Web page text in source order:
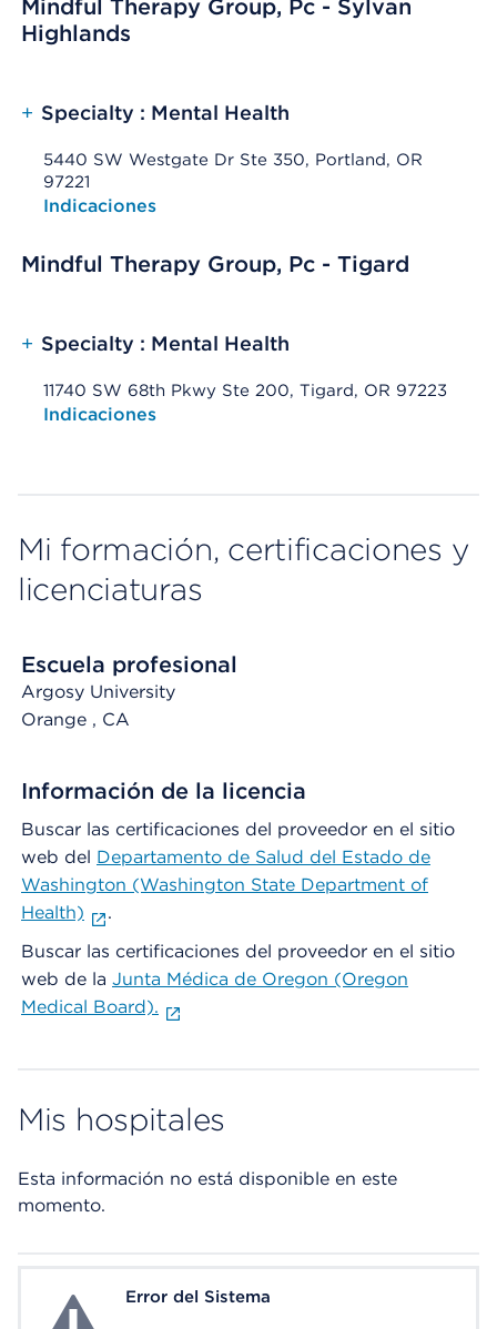
Mindful Therapy Group, Pc - Sylvan
Highlands
+ Specialty : Mental Health
5440 SW Westgate Dr Ste 350, Portland, OR
97221
Opens native map application on mobile devices
Indicaciones
Mindful Therapy Group, Pc - Tigard
+ Specialty : Mental Health
11740 SW 68th Pkwy Ste 200, Tigard, OR 97223
Opens native map application on mobile devices
Indicaciones
Mi formación, certificaciones y
licenciaturas
Escuela profesional
Argosy University
Orange , CA
Información de la licencia
Buscar las certificaciones del proveedor en el sitio
web del Departamento de Salud del Estado de
Washington (Washington State Department of
Health)
.
Buscar las certificaciones del proveedor en el sitio
web de la Junta Médica de Oregon (Oregon
Medical Board).
Mis hospitales
Esta información no está disponible en este
momento.
System ErrorError del Sistema